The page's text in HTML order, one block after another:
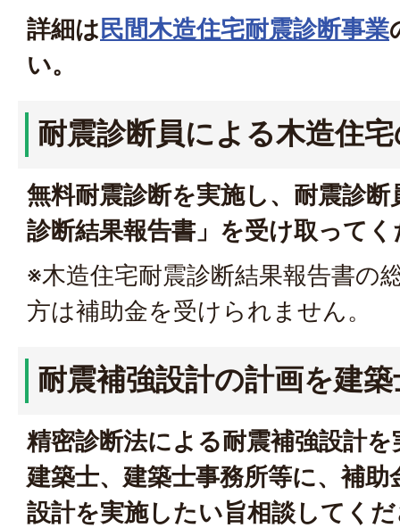
詳細は民間木造住宅耐震診断事業
い。
耐震診断員による木造住
無料耐震診断を実施し、耐震診
診断結果報告書」を受け取って
※木造住宅耐震診断結果報告書の
方は補助金を受けられません。
耐震補強設計の計画を建
精密診断法による耐震補強設計
建築士、建築士事務所等に、補
設計を実施したい旨相談してく